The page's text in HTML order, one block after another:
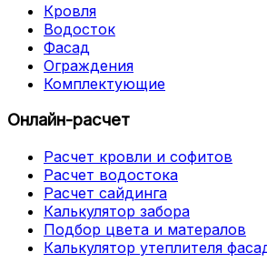
Кровля
Водосток
Фасад
Ограждения
Комплектующие
Онлайн-расчет
Расчет кровли и софитов
Расчет водостока
Расчет сайдинга
Калькулятор забора
Подбор цвета и матералов
Калькулятор утеплителя